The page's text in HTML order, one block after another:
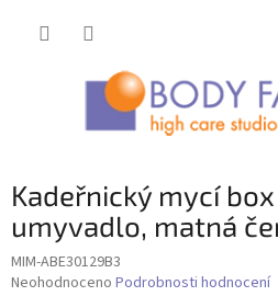
Kadeřnický mycí box
umyvadlo, matná
MIM-ABE30129B3
Průměrné
Neohodnoceno Podrobnosti hodnocení